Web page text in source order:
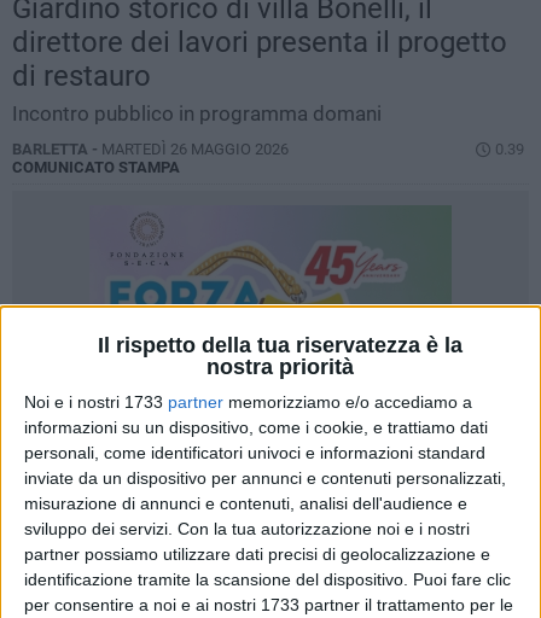
Il rispetto della tua riservatezza è la
nostra priorità
Noi e i nostri 1733 partner memorizziamo e/o accediamo a
informazioni su un dispositivo, come i cookie, e trattiamo dati
personali, come identificatori univoci e informazioni standard
inviate da un dispositivo per annunci e contenuti personalizzati,
misurazione di annunci e contenuti, analisi dell'audience e
sviluppo dei servizi. Con la tua autorizzazione noi e i nostri
partner possiamo utilizzare dati precisi di geolocalizzazione e
identificazione tramite la scansione del dispositivo. Puoi fare clic
per consentire a noi e ai nostri 1733 partner il trattamento per le
Giardino storico di villa Bonelli, il
direttore dei lavori presenta il progetto
di restauro
Incontro pubblico in programma domani
BARLETTA - MARTEDÌ 26 MAGGIO 2026
0.39
COMUNICATO STAMPA